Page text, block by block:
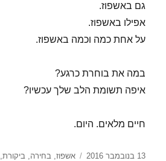
גם באשפוז.
אפילו באשפוז.
על אחת כמה וכמה באשפוז.
במה את בוחרת כרגע?
איפה תשומת הלב שלך עכשיו?
חיים מלאים. היום.
פורסם
13 בנובמבר 2016 תגיות
אשפוז,בחירה,ביקורת,